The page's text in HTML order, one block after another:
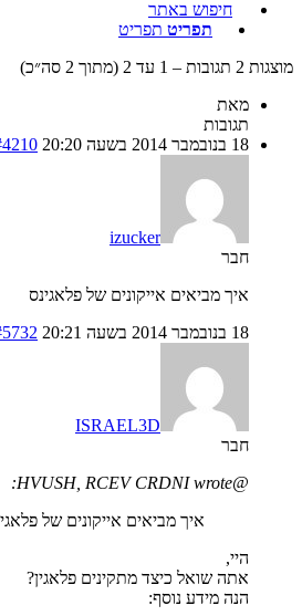
חיפוש באתר
תפריט תפריט
מוצגות 2 תגובות – 1 עד 2 (מתוך 2 סה״כ)
מאת
תגובות
18 בנובמבר 2014 בשעה 20:20
izucker
חבר
איך מביאים אייקונים של פלאגינס
18 בנובמבר 2014 בשעה 20:21
ISRAEL3D
חבר
@HVUSH, RCEV CRDNI wrote:
איך מביאים אייקונים של
היי,
אתה שואל כיצד מתקינים פלאגין?
הנה מידע נוסף: